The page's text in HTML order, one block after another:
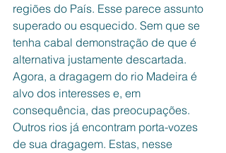
regiões do País. Esse parece assunto
superado ou esquecido. Sem que se
tenha cabal demonstração de que é
alternativa justamente descartada.
Agora, a dragagem do rio Madeira é
alvo dos interesses e, em
consequência, das preocupações.
Outros rios já encontram porta-vozes
de sua dragagem. Estas, nesse